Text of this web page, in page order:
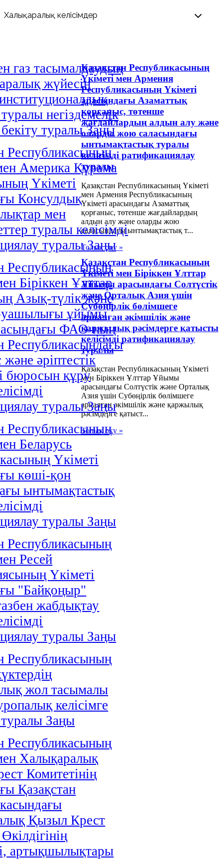
газ тасымалдаудың
жүйесін
туралы негіздемелік
бекіту туралы Заңы
Республикасының
Америка Құрама
Үкіметі
Консулдық
мен
туралы келісімді
туралы Заңы
Республикасының
Біріккен Ұлттар
Азық-түлік және
ұйымы
ФАО-ның
Республикасындағы
әріптестік
бюросын құру
туралы Заңы
Республикасының
Беларусь
Үкіметі
көші-қон
ынтымақтастық
туралы Заңы
Республикасының
Ресей
Үкіметі
"Байқоңыр"
жабдықтау
туралы Заңы
Республикасының
жол тасымалы
келісімге
Заңы
Республикасының
Халықаралық
Комитетінің
Қазақстан
Қызыл Крест
артықшылықтары
Қазақстан Республикасының
Үкіметі мен Армения
Республикасының Үкіметі
арасындағы Азаматтық
қорғаныс, төтенше
жағдайлардың алдын алу және
оларды жою саласындағы
ынтымақтастық туралы
келісімді ратификациялау
туралы
Қазақстан Республикасының Үкіметі
мен Армения Республикасының
Үкіметі арасындағы Азаматтық
қорғаныс, төтенше жағдайлардың
алдын алу және оларды жою
саласындағы ынтымақтастық т...
Толық оқу »
Қазақстан Республикасының
Үкіметі мен Біріккен Ұлттар
Ұйымы арасындағы Солтүстік
және Орталық Азия үшін
Субөңірлік бөлімшеге
арналған әкімшілік және
қаржылық рәсімдерге қатысты
келісімді ратификациялау
туралы
Қазақстан Республикасының Үкіметі
мен Біріккен Ұлттар Ұйымы
арасындағы Солтүстік және Орталық
Азия үшін Субөңірлік бөлімшеге
арналған әкімшілік және қаржылық
рәсімдерге қатыст...
Толық оқу »